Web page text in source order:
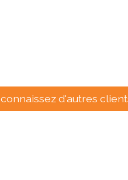
connaissez d'autres